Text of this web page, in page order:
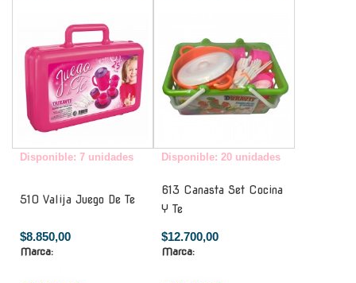
Disponible: 7 unidades
510 Valija Juego De Te
$8.850,00
Marca:
Disponible: 20 unidades
613 Canasta Set Cocina
Y Te
$12.700,00
Marca: